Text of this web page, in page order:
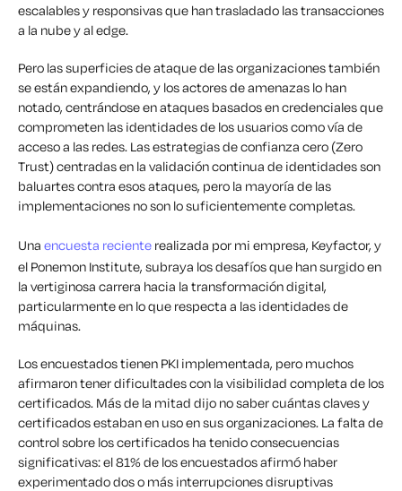
escalables y responsivas que han trasladado las transacciones
a la nube y al edge.
Pero las superficies de ataque de las organizaciones también
se están expandiendo, y los actores de amenazas lo han
notado, centrándose en ataques basados en credenciales que
comprometen las identidades de los usuarios como vía de
acceso a las redes. Las estrategias de confianza cero (Zero
Trust) centradas en la validación continua de identidades son
baluartes contra esos ataques, pero la mayoría de las
implementaciones no son lo suficientemente completas.
Una encuesta reciente realizada por mi empresa, Keyfactor, y
el Ponemon Institute, subraya los desafíos que han surgido en
la vertiginosa carrera hacia la transformación digital,
particularmente en lo que respecta a las identidades de
máquinas.
Los encuestados tienen PKI implementada, pero muchos
afirmaron tener dificultades con la visibilidad completa de los
certificados. Más de la mitad dijo no saber cuántas claves y
certificados estaban en uso en sus organizaciones. La falta de
control sobre los certificados ha tenido consecuencias
significativas: el 81% de los encuestados afirmó haber
experimentado dos o más interrupciones disruptivas